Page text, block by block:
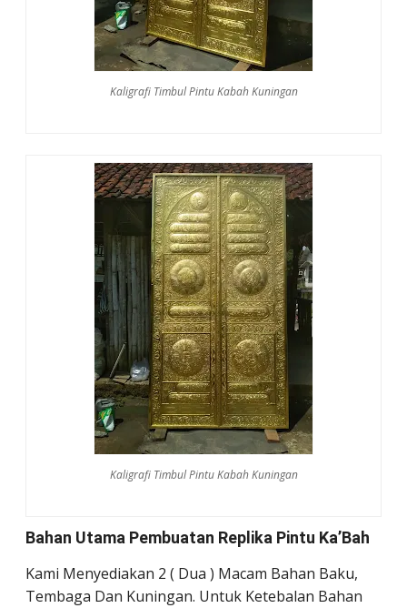
Kaligrafi Timbul Pintu Kabah Kuningan
Kaligrafi Timbul Pintu Kabah Kuningan
Bahan Utama Pembuatan Replika Pintu Ka’Bah
Kami Menyediakan 2 ( Dua ) Macam Bahan Baku,
Tembaga Dan Kuningan. Untuk Ketebalan Bahan